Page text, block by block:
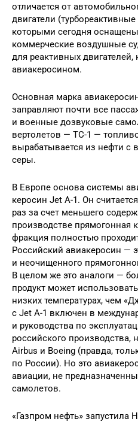
отличается от
двигатели
которыми сегодня
коммерческие воздушные
для реактивных
авиакеросином.
Основная марка
заправляют почти все
и военные дозвуковые
вертолетов — ТС-1 —
вырабатывается из нефти
серы.
В Европе основа системы
керосин Jet A-1. Он
раз за счет меньшего
производстве прямогонная
фракция полностью
Российский авиакеросин —
и неочищенного
В целом же это аналоги —
продукт может
низких температурах, чем
с Jet A-1 включен в
и руководства по
российского производства,
Airbus и Boeing (правда,
по России). Но это
авиации, не
самолетов.
«Газпром нефть»